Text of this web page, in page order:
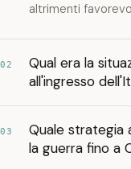
altrimenti
02
Qual era la
all'ingresso
03
Quale strategia
la guerra fino a